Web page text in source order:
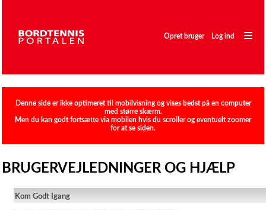
―
―
―
Opret bruger Log ind
Ratingliste
Klubber
Denne side er ikke optimeret til mobilvisning og vises bedst på en computer
med større skærm.
Men du kan godt fortsætte via mobilen hvis du scroller og eventuelt zoomer
for at se siden.
BRUGERVEJLEDNINGER OG HJÆLP
Kom Godt Igang